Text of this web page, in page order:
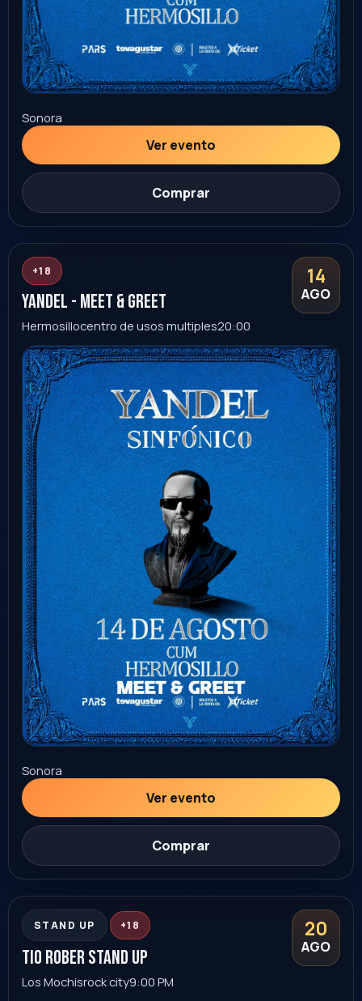
Sonora
Comprar
STAND UP +18
Tio Rober Stand Up
Los Mochis rock city9:00 PM
20
AGO
Sinaloa
Ver evento
FAMILIAR
Felizmente Imperfectos Cesar Lozano
20